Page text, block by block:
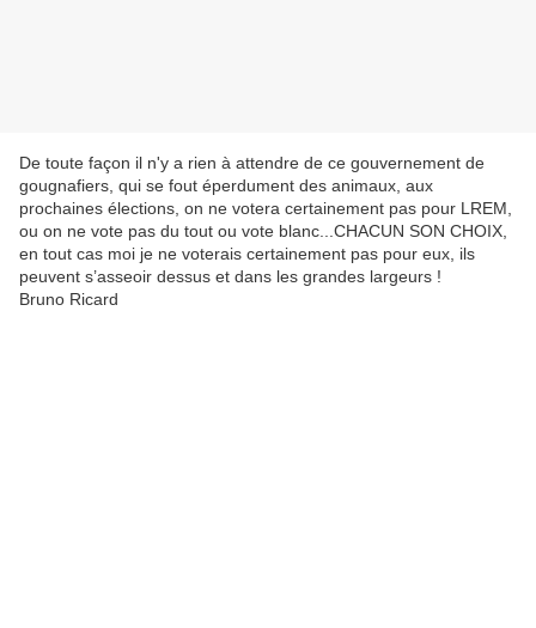
De toute façon il n'y a rien à attendre de ce gouvernement de
gougnafiers, qui se fout éperdument des animaux, aux
prochaines élections, on ne votera certainement pas pour LREM,
ou on ne vote pas du tout ou vote blanc...CHACUN SON CHOIX,
en tout cas moi je ne voterais certainement pas pour eux, ils
peuvent s’asseoir dessus et dans les grandes largeurs !
Bruno Ricard